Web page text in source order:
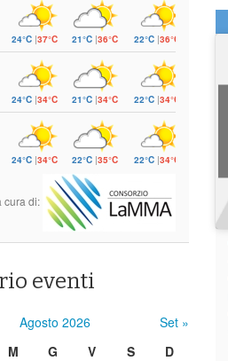
24°C |37°C 21°C |36°C 22°C |36°C
24°C |34°C 21°C |34°C 22°C |34°C
24°C |34°C 22°C |35°C 22°C |34°C
cura di:
eventi
Agosto 2026
Set »
M G V S
D